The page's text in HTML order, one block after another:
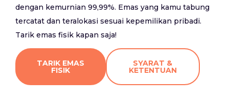
dengan kemurnian 99,99%. Emas yang kamu tabung
tercatat dan teralokasi sesuai kepemilikan pribadi.
Tarik emas fisik kapan saja!
TARIK EMAS
FISIK
SYARAT &
KETENTUAN